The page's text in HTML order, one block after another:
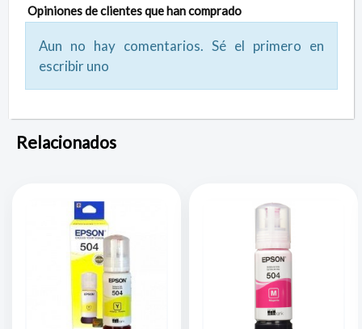
Opiniones de clientes que han comprado
Aun no hay comentarios. Sé el primero en
escribir uno
Relacionados